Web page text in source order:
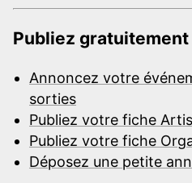
Publiez
Annoncez votre
sorties
Publiez votre fiche
Publiez votre fiche
Déposez une petite